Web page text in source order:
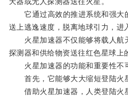
它通过高效的推进系统和强大
送上逃逸速度，脱离地球引力，进
火星加速器不仅能够将载人航
探测器和供给物资送往红色星球上
火星加速器的功能和重要性不
首先，它能够大大缩短登陆火
借助火星加速器，人类登陆火